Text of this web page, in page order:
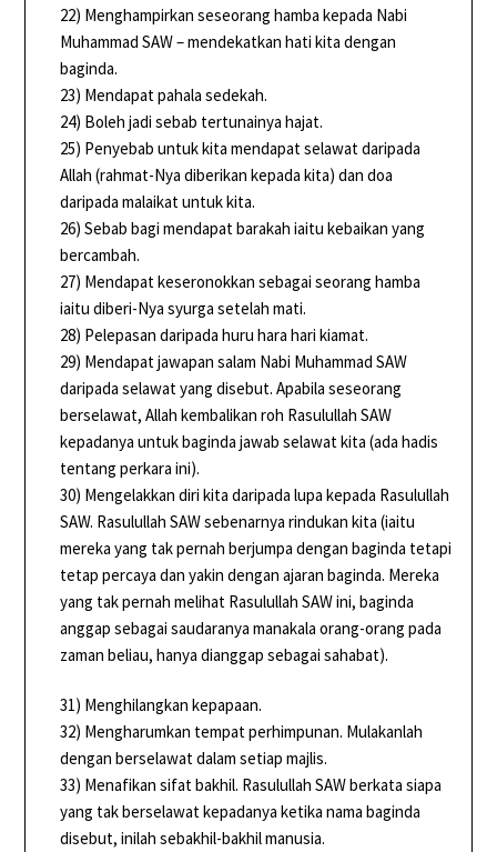
22) Menghampirkan seseorang hamba kepada Nabi
Muhammad SAW – mendekatkan hati kita dengan
baginda.
23) Mendapat pahala sedekah.
24) Boleh jadi sebab tertunainya hajat.
25) Penyebab untuk kita mendapat selawat daripada
Allah (rahmat-Nya diberikan kepada kita) dan doa
daripada malaikat untuk kita.
26) Sebab bagi mendapat barakah iaitu kebaikan yang
bercambah.
27) Mendapat keseronokkan sebagai seorang hamba
iaitu diberi-Nya syurga setelah mati.
28) Pelepasan daripada huru hara hari kiamat.
29) Mendapat jawapan salam Nabi Muhammad SAW
daripada selawat yang disebut. Apabila seseorang
berselawat, Allah kembalikan roh Rasulullah SAW
kepadanya untuk baginda jawab selawat kita (ada hadis
tentang perkara ini).
30) Mengelakkan diri kita daripada lupa kepada Rasulullah
SAW. Rasulullah SAW sebenarnya rindukan kita (iaitu
mereka yang tak pernah berjumpa dengan baginda tetapi
tetap percaya dan yakin dengan ajaran baginda. Mereka
yang tak pernah melihat Rasulullah SAW ini, baginda
anggap sebagai saudaranya manakala orang-orang pada
zaman beliau, hanya dianggap sebagai sahabat).
31) Menghilangkan kepapaan.
32) Mengharumkan tempat perhimpunan. Mulakanlah
dengan berselawat dalam setiap majlis.
33) Menafikan sifat bakhil. Rasulullah SAW berkata siapa
yang tak berselawat kepadanya ketika nama baginda
disebut, inilah sebakhil-bakhil manusia.